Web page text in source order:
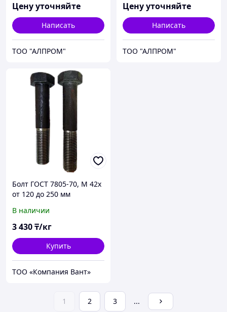
Цену уточняйте
Написать
ТОО "АЛПРОМ"
Цену уточняйте
Написать
ТОО "АЛПРОМ"
Болт ГОСТ 7805-70, М 42х
от 120 до 250 мм
В наличии
3 430₸/кг
Купить
ТОО «Компания Вант»
1 2 3 ...